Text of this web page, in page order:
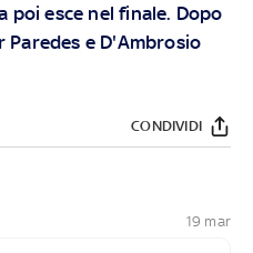
poi esce nel finale. Dopo
e D'Ambrosio
CONDIVIDI
19 mar